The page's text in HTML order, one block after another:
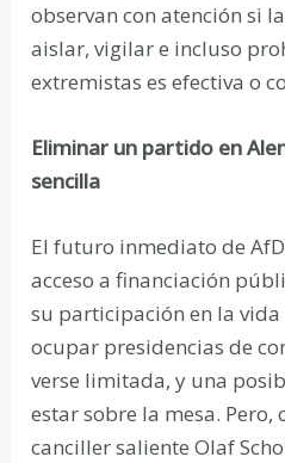
observan con atención si
aislar, vigilar e incluso
extremistas es efectiva o
Eliminar un partido en
sencilla
El futuro inmediato de
acceso a financiación
su participación en la
ocupar presidencias de
verse limitada, y una
estar sobre la mesa. Pero,
canciller saliente Olaf